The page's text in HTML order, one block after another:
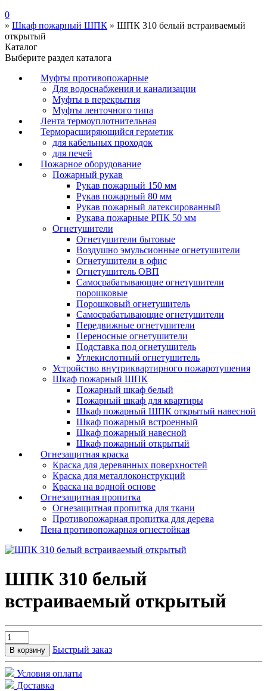
0
» Шкаф пожарный ШПК » ШПК 310 белый встраиваемый
открытый
Каталог
Выберите раздел каталога
Муфты противопожарные
Для водоснабжения и канализации
Муфты в перекрытия
Муфты ленточного типа
Лента термоуплотнительная
Терморасширяющийся герметик
для кабельных проходок
для печей
Пожарное оборудование
Пожарный рукав
Рукав пожарный 150 мм
Рукав пожарный 80 мм
Рукав пожарный латексированный
Рукава пожарные РПК 50 мм
Огнетушители
Огнетушители бытовые
Воздушно эмульсионные огнетушители
Огнетушители в офис
Огнетушитель ОВП
Самосрабатывающие огнетушители
порошковые
Порошковый огнетушитель
Самосрабатывающие огнетушители
Передвижные огнетушители
Переносные огнетушители
Подставка под огнетушитель
Углекислотный огнетушитель
Устройство внутриквартирного пожаротушения
Шкаф пожарный ШПК
Пожарный шкаф белый
Пожарный шкаф для квартиры
Шкаф пожарный ШПК открытый навесной
Шкаф пожарный встроенный
Шкаф пожарный навесной
Шкаф пожарный открытый
Огнезащитная краска
Краска для деревянных поверхностей
Краска для металлоконструкций
Краска на водной основе
Огнезащитная пропитка
Огнезащитная пропитка для ткани
Противопожарная пропитка для дерева
Пена противопожарная огнестойкая
ШПК 310 белый
встраиваемый открытый
В корзину Быстрый заказ
Условия оплаты
Доставка